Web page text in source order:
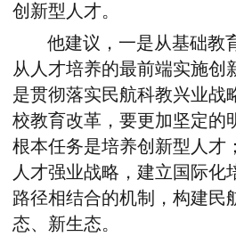
创新型人才。
他建议，一是从基础教
从人才培养的最前端实施创
是贯彻落实民航科教兴业战
校教育改革，要更加坚定的
根本任务是培养创新型人才
人才强业战略，建立国际化
路径相结合的机制，构建民
态、新生态。